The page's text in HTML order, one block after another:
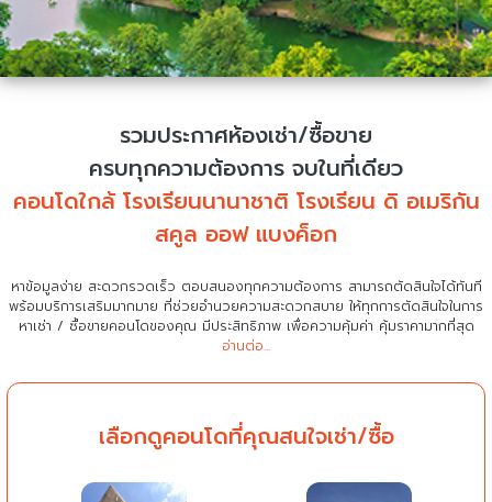
รวมประกาศห้องเช่า/ซื้อขาย
ครบทุกความต้องการ จบในที่เดียว
คอนโดใกล้ โรงเรียนนานาชาติ โรงเรียน ดิ อเมริกัน
สคูล ออฟ แบงค็อก
หาข้อมูลง่าย สะดวกรวดเร็ว ตอบสนองทุกความต้องการ สามารถตัดสินใจได้ทันที
พร้อมบริการเสริมมากมาย ที่ช่วยอำนวยความสะดวกสบาย ให้ทุกการตัดสินใจในการ
หาเช่า / ซื้อขายคอนโดของคุณ มีประสิทธิภาพ เพื่อความคุ้มค่า คุ้มราคามากที่สุด
อ่านต่อ...
เลือกดูคอนโดที่คุณสนใจเช่า/ซื้อ